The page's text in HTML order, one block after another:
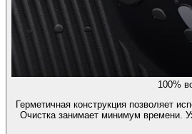
100%
Герметичная конструкция позволяет
Очистка занимает минимум времени.